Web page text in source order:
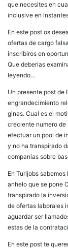
que necesites en
inclusive en
En este post os
ofertas de cargo
inscribiros en
Que deberias
leyendo…
Un presente post de
engrandecimiento
ginas. Cual es el
creciente numero de
efectuar un pool de
y no ha transpirado
companias sobre
En Turijobs
anhelo que se pone
transpirado la
de ofertas laborales
aguardar ser
estas de la
En este post te